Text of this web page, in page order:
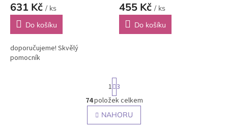
631 Kč / ks
Do košíku
doporučujeme! Skvělý
pomocník
455 Kč / ks
Do košíku
O
v
l
S
t
r
á
n
k
1 3
74položek celkem
NAHORU